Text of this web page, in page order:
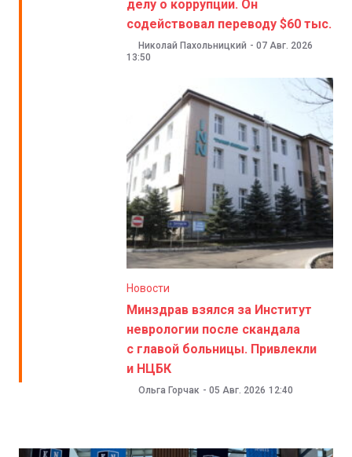
делу о коррупции. Он
содействовал переводу $60 тыс.
Николай Пахольницкий - 07 Авг. 2026
13:50
Новости
Минздрав взялся за Институт
неврологии после скандала
с главой больницы. Привлекли
и НЦБК
Ольга Горчак - 05 Авг. 2026 12:40